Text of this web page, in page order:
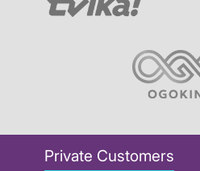
Private Customers